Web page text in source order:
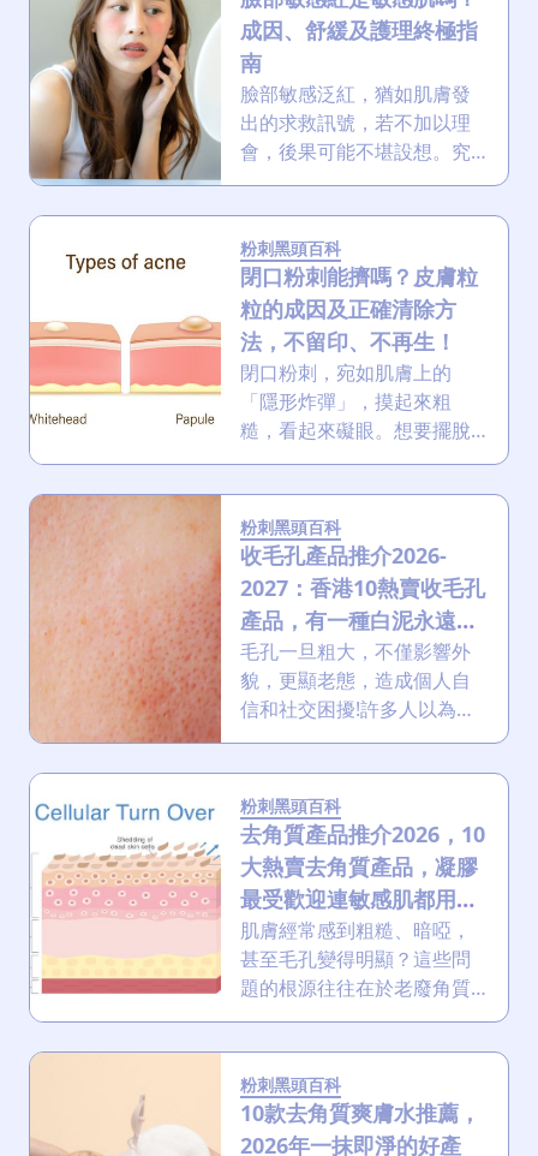
神采！
成因、舒緩及護理終極指
南
臉部敏感泛紅，猶如肌膚發
出的求救訊號，若不加以理
會，後果可能不堪設想。究
竟是什麼原因導致這類常見
的皮膚問題？我們又該如何
有效舒緩與預防？以下將深
入探討，助你找到解決方
案！
粉刺黑頭百科
閉口粉刺能擠嗎？皮膚粒
粒的成因及正確清除方
法，不留印、不再生！
閉口粉刺，宛如肌膚上的
「隱形炸彈」，摸起來粗
糙，看起來礙眼。想要擺脫
這些惱人的小東西？從了解
成因到對症下藥，這篇攻略
一次講清楚，韓國產品會特
別好用嗎？
粉刺黑頭百科
收毛孔產品推介2026-
2027：香港10熱賣收毛孔
產品，有一種白泥永遠榜
上有名？
毛孔一旦粗大，不僅影響外
貌，更顯老態，造成個人自
信和社交困擾!許多人以為毛
孔一旦粗大便無法復原，但
這是迷思。雖然毛孔大小受
基因影響，但透過正確護膚
和調整生活習慣，可以有效
縮小毛孔視覺效果，讓皮膚
看起來更細緻平滑。
粉刺黑頭百科
去角質產品推介2026，10
大熱賣去角質產品，凝膠
最受歡迎連敏感肌都用
得？
肌膚經常感到粗糙、暗啞，
甚至毛孔變得明顯？這些問
題的根源往往在於老廢角質
的堆積。適當的去角質能幫
助肌膚重拾光澤，為後續保
養打下良好基礎。
粉刺黑頭百科
10款去角質爽膚水推薦，
2026年一抹即淨的好產